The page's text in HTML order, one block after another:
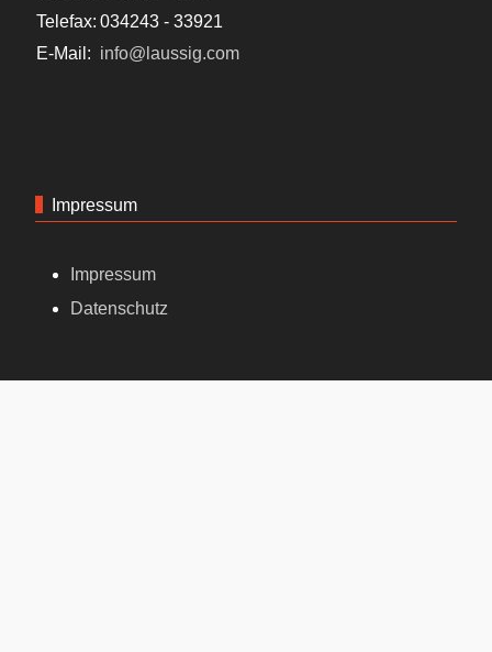
Telefax: 034243 - 33921
E-Mail: info@laussig.com
Impressum
Impressum
Datenschutz